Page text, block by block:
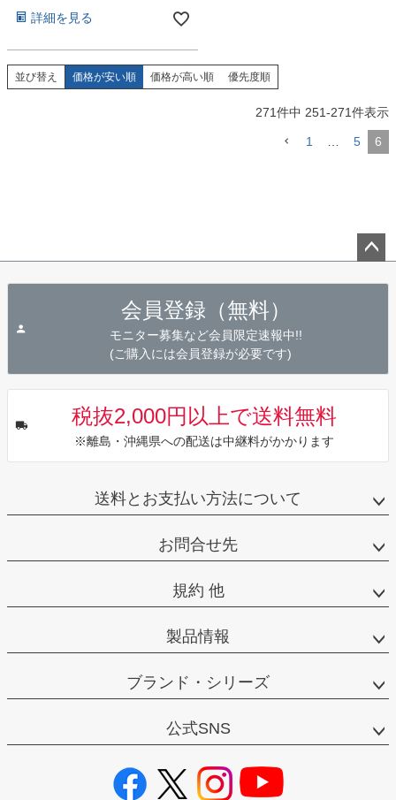
詳細を見る
並び替え 価格が安い順 価格が高い順 優先度順
271件中 251-271件表示
1 5 6
会員登録（無料）
モニター募集など会員限定速報中!!
(ご購入には会員登録が必要です)
税抜2,000円以上で送料無料
※離島・沖縄県への配送は中継料がかかります
送料とお支払い方法について
お問合せ先
規約 他
製品情報
ブランド・シリーズ
公式SNS